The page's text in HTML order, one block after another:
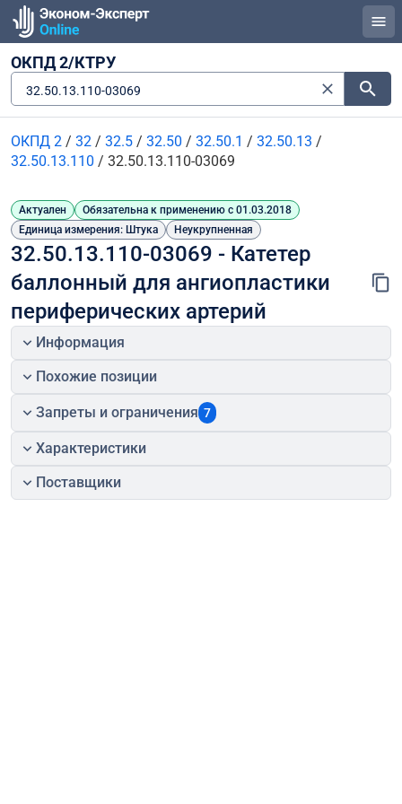
ОКПД 2/КТРУ
32.50.13.110-03069
ОКПД 2 / 32 / 32.5 / 32.50 / 32.50.1 / 32.50.13 /
32.50.13.110 / 32.50.13.110-03069
Актуален
Обязательна к применению с 01.03.2018
Единица измерения: Штука
Неукрупненная
32.50.13.110-03069 - Катетер
баллонный для ангиопластики
периферических артерий
Информация
Похожие позиции
Запреты и ограничения 7
Характеристики
Поставщики